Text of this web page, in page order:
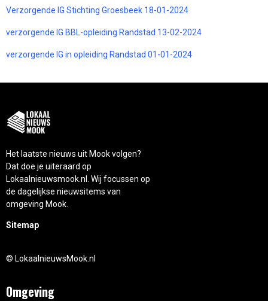
Verzorgende IG Stichting Groesbeek 18-01-2024
verzorgende IG BBL-opleiding Randstad 13-02-2024
verzorgende IG in opleiding Randstad 01-01-2024
Het laatste nieuws uit Mook volgen?
Dat doe je uiteraard op
Lokaalnieuwsmook.nl. Wij focussen op
de dagelijkse nieuwsitems van
omgeving Mook.
Sitemap
© LokaalnieuwsMook.nl
Omgeving